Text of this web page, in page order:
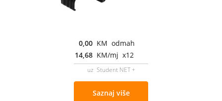
0,00 KM odmah
14,68 KM/mj x12
uz Student NET +
Saznaj više